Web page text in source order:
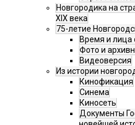
Новгородика на
XIX века
75-летие
Время и лица
Фото и
Видеоверсия
Из истории
Кинофикация
Синема
Киносеть
Документы